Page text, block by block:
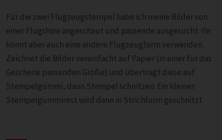
Für die zwei Flugzeugstempel habe ich meine Bilder von
einer Flugshow angeschaut und passende ausgesucht. Ihr
könnt aber auch eine andere Flugzeugform verwenden.
Zeichnet die Bilder vereinfacht auf Papier (in einer für das
Geschenk passenden Größe) und übertragt diese auf
Stempelgummi, dann Stempel schnitzen. Ein kleiner
Stempelgummirest wird dann in Strichform geschnitzt.